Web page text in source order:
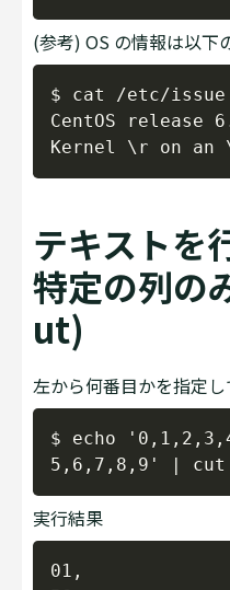
(参考) OS の情報は以下
$ cat /etc/issue
CentOS release
テキストを
特定の列の
ut)
左から何番目かを指定
$ echo
実行結果
01,